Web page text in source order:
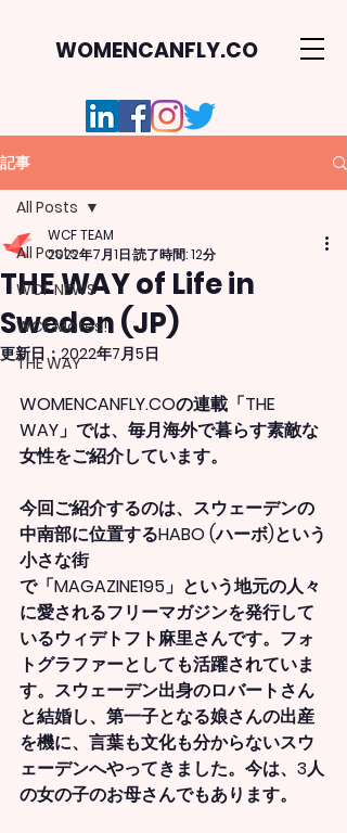
WOMENCANFLY.CO
記事
All Posts
WCF NEWS
WCF Mates!
THE WAY
All Posts
THE WAY of Life in
Sweden (JP)
WCF TEAM
2022年7月1日読了時間: 12分
更新日：2022年7月5日
WOMENCANFLY.COの連載「THE
WAY」では、毎月海外で暮らす素敵な
女性をご紹介しています。
今回ご紹介するのは、スウェーデンの
中南部に位置するHABO (ハーボ)という
小さな街
で「MAGAZINE195」という地元の人々
に愛されるフリーマガジンを発行して
いるウィデトフト麻里さんです。フォ
トグラファーとしても活躍されていま
す。スウェーデン出身のロバートさん
と結婚し、第一子となる娘さんの出産
を機に、言葉も文化も分からないスウ
ェーデンへやってきました。今は、3人
の女の子のお母さんでもあります。